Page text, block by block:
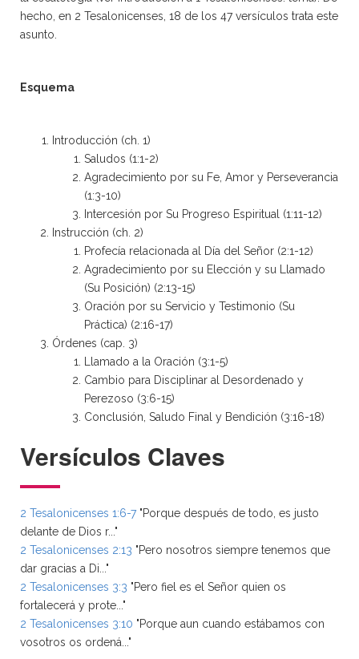
hecho, en 2 Tesalonicenses, 18 de los 47 versículos trata este
asunto.
Esquema
Introducción (ch. 1)
Saludos (1:1-2)
Agradecimiento por su Fe, Amor y Perseverancia
(1:3-10)
Intercesión por Su Progreso Espiritual (1:11-12)
Instrucción (ch. 2)
Profecía relacionada al Día del Señor (2:1-12)
Agradecimiento por su Elección y su Llamado
(Su Posición) (2:13-15)
Oración por su Servicio y Testimonio (Su
Práctica) (2:16-17)
Órdenes (cap. 3)
Llamado a la Oración (3:1-5)
Cambio para Disciplinar al Desordenado y
Perezoso (3:6-15)
Conclusión, Saludo Final y Bendición (3:16-18)
Versículos Claves
2 Tesalonicenses 1:6-7"Porque después de todo, es justo
delante de Dios r..."
2 Tesalonicenses 2:13 "Pero nosotros siempre tenemos que
dar gracias a Di..."
2 Tesalonicenses 3:3 "Pero fiel es el Señor quien os
fortalecerá y prote..."
2 Tesalonicenses 3:10 "Porque aun cuando estábamos con
vosotros os ordená..."